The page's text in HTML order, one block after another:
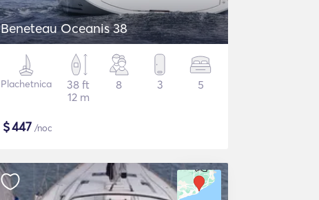
Beneteau Oceanis 38
Plachetnica
38 ft
12 m
8 3 5
$447 /noc